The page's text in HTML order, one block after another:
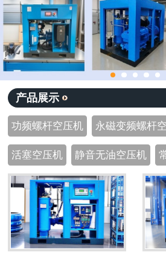
产品展示
功频螺杆空压机 永磁变频螺杆
活塞空压机 静音无油空压机